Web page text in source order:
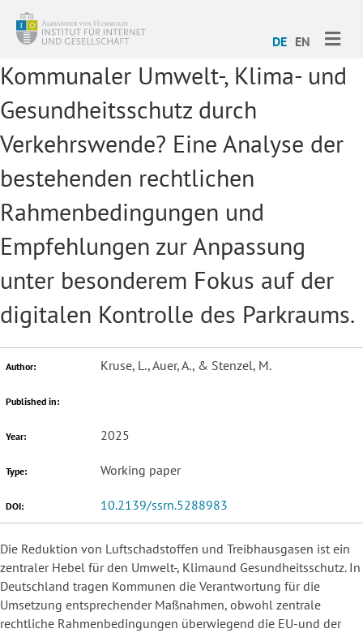
DE EN
Kommunaler Umwelt-, Klima- und
Gesundheitsschutz durch
Verkehrswende? Eine Analyse der
bestehenden rechtlichen
Rahmenbedingungen und
Empfehlungen zur Anpassung
unter besonderem Fokus auf der
digitalen Kontrolle des Parkraums.
Author: Kruse, L., Auer, A., & Stenzel, M.
Published in:
Year: 2025
Type: Working paper
DOI: 10.2139/ssrn.5288983
Die Reduktion von Luftschadstoffen und Treibhausgasen ist ein
zentraler Hebel für den Umwelt-, Klimaund Gesundheitsschutz. In
Deutschland tragen Kommunen die Verantwortung für die
Umsetzung entsprechender Maßnahmen, obwohl zentrale
rechtliche Rahmenbedingungen überwiegend die EU-und der